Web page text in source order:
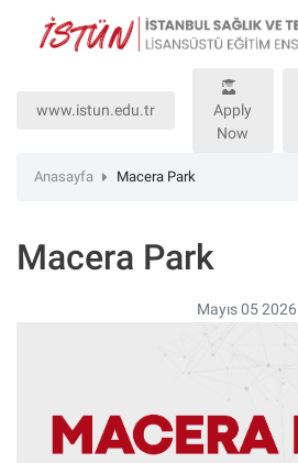
dikkat:
sitesinde,
destekleyen
BiClick"
sistemi
www.istun.edu.tr
Apply
Now
Anasayfa Macera Park
Macera Park
Mayıs 05 2026